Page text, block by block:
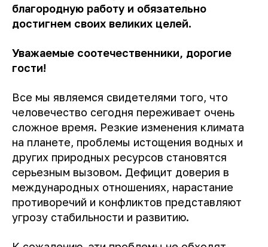
благородную работу и обязательно
достигнем своих великих целей.
Уважаемые соотечественники, дорогие
гости!
Все мы являемся свидетелями того, что
человечество сегодня переживает очень
сложное время. Резкие изменения климата
на планете, проблемы истощения водных и
других природных ресурсов становятся
серьезным вызовом. Дефицит доверия в
международных отношениях, нарастание
противоречий и конфликтов представляют
угрозу стабильности и развитию.